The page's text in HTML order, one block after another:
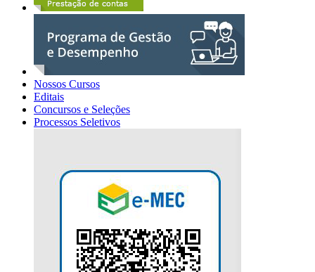
Nossos Cursos
Editais
Concursos e Seleções
Processos Seletivos